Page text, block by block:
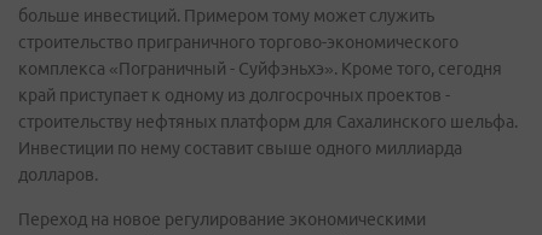
больше инвестиций. Примером тому может служить
строительство приграничного торгово-экономического
комплекса «Пограничный - Суйфэньхэ». Кроме того, сегодня
край приступает к одному из долгосрочных проектов -
строительству нефтяных платформ для Сахалинского шельфа.
Инвестиции по нему составит свыше одного миллиарда
долларов.
Переход на новое регулирование экономическими